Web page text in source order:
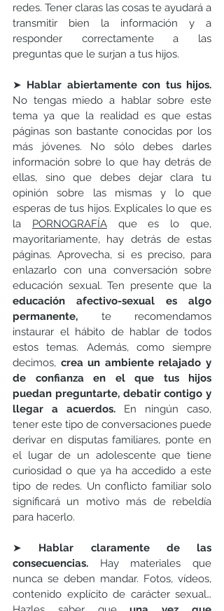
redes. Tener claras las cosas te ayudará a
transmitir bien la información y a
responder correctamente a las
preguntas que le surjan a tus hijos.
➤ Hablar abiertamente con tus hijos.
No tengas miedo a hablar sobre este
tema ya que la realidad es que estas
páginas son bastante conocidas por los
más jóvenes. No sólo debes darles
información sobre lo que hay detrás de
ellas, sino que debes dejar clara tu
opinión sobre las mismas y lo que
esperas de tus hijos. Explícales lo que es
la PORNOGRAFÍA que es lo que,
mayoritariamente, hay detrás de estas
páginas. Aprovecha, si es preciso, para
enlazarlo con una conversación sobre
educación afectivo-sexual es algo
permanente, te recomendamos
instaurar el hábito de hablar de todos
estos temas. Además, como siempre
decimos, crea un ambiente relajado y
de confianza en el que tus hijos
puedan preguntarte, debatir contigo y
llegar a acuerdos. En ningún caso,
tener este tipo de conversaciones puede
derivar en disputas familiares, ponte en
el lugar de un adolescente que tiene
curiosidad o que ya ha accedido a este
tipo de redes. Un conflicto familiar solo
significará un motivo más de rebeldía
para hacerlo.
➤ Hablar claramente de las
consecuencias. Hay materiales que
nunca se deben mandar. Fotos, vídeos,
contenido explícito de carácter sexual…